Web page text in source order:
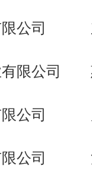
有限公司
有限公司
限公司
限公司